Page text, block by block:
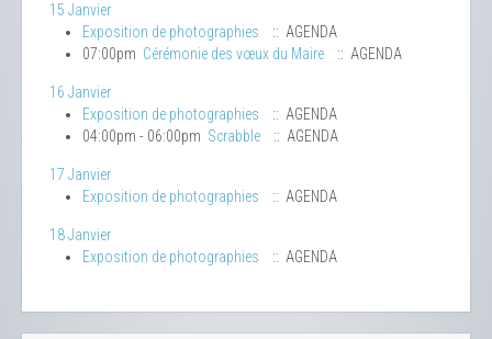
15 Janvier
Exposition de photographies
:: AGENDA
07:00pm Cérémonie des vœux du Maire :: AGENDA
16 Janvier
Exposition de photographies
:: AGENDA
04:00pm - 06:00pm Scrabble :: AGENDA
17 Janvier
Exposition de photographies
:: AGENDA
18 Janvier
Exposition de photographies
:: AGENDA